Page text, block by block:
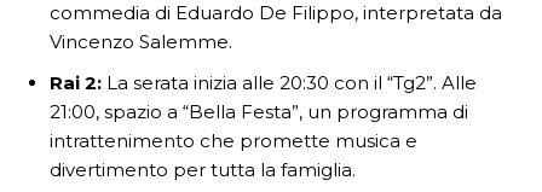
commedia di Eduardo De Filippo, interpretata da
Vincenzo Salemme.
Rai 2: La serata inizia alle 20:30 con il “Tg2”. Alle
21:00, spazio a “Bella Festa”, un programma di
intrattenimento che promette musica e
divertimento per tutta la famiglia.